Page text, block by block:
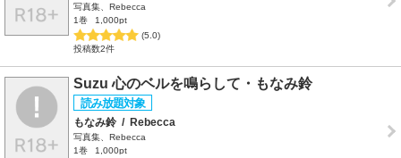
写真集、Rebecca
1巻
1,000pt
(5.0)
投稿数2件
Suzu 心のベルを鳴らして・もなみ鈴
もなみ鈴 / Rebecca
写真集、Rebecca
1巻
1,000pt